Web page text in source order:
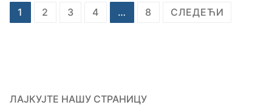
Кретање
1 2 3 4 … 8 СЛЕДЕЋИ
ЛАЈКУЈТЕ НАШУ СТРАНИЦУ